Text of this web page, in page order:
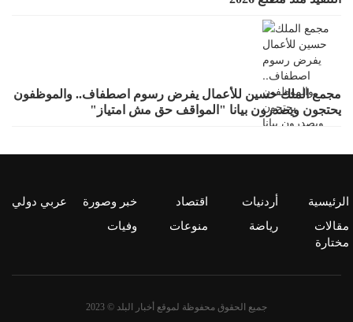
مجمع الملك حسين للأعمال يفرض رسوم اصطفاف.. والموظفون
يحتجون ويصدرون بيانا "المواقف حق مش امتياز"
الرئيسية أردنيات اقتصاد خبر وصورة
عربي دولي
مقالات
مختارة
رياضة منوعات وفيات
جميع الحقوق محفوظة لموقع أخبار البلد © 2023